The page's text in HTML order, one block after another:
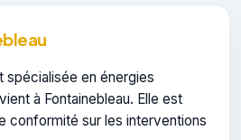
spécialisée en énergies
à Fontainebleau. Elle est
conformité sur les interventions